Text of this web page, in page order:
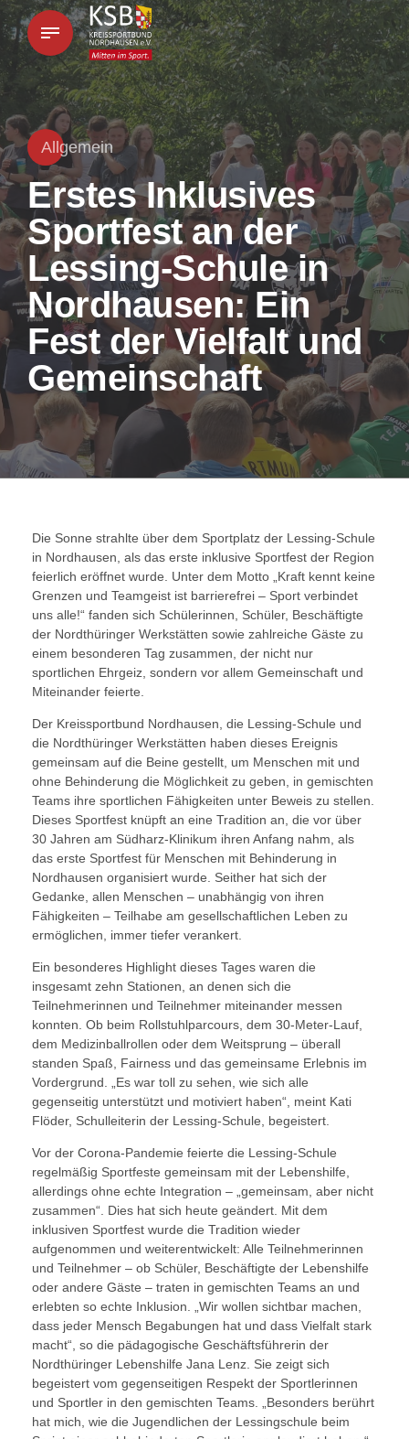
Allgemein
Erstes Inklusives
Sportfest an der
Lessing-Schule in
Nordhausen: Ein
Fest der Vielfalt und
Gemeinschaft
Die Sonne strahlte über dem Sportplatz der Lessing-Schule
in Nordhausen, als das erste inklusive Sportfest der Region
feierlich eröffnet wurde. Unter dem Motto „Kraft kennt keine
Grenzen und Teamgeist ist barrierefrei – Sport verbindet
uns alle!“ fanden sich Schülerinnen, Schüler, Beschäftigte
der Nordthüringer Werkstätten sowie zahlreiche Gäste zu
einem besonderen Tag zusammen, der nicht nur
sportlichen Ehrgeiz, sondern vor allem Gemeinschaft und
Miteinander feierte.
Der Kreissportbund Nordhausen, die Lessing-Schule und
die Nordthüringer Werkstätten haben dieses Ereignis
gemeinsam auf die Beine gestellt, um Menschen mit und
ohne Behinderung die Möglichkeit zu geben, in gemischten
Teams ihre sportlichen Fähigkeiten unter Beweis zu stellen.
Dieses Sportfest knüpft an eine Tradition an, die vor über
30 Jahren am Südharz-Klinikum ihren Anfang nahm, als
das erste Sportfest für Menschen mit Behinderung in
Nordhausen organisiert wurde. Seither hat sich der
Gedanke, allen Menschen – unabhängig von ihren
Fähigkeiten – Teilhabe am gesellschaftlichen Leben zu
ermöglichen, immer tiefer verankert.
Ein besonderes Highlight dieses Tages waren die
insgesamt zehn Stationen, an denen sich die
Teilnehmerinnen und Teilnehmer miteinander messen
konnten. Ob beim Rollstuhlparcours, dem 30-Meter-Lauf,
dem Medizinballrollen oder dem Weitsprung – überall
standen Spaß, Fairness und das gemeinsame Erlebnis im
Vordergrund. „Es war toll zu sehen, wie sich alle
gegenseitig unterstützt und motiviert haben“, meint Kati
Flöder, Schulleiterin der Lessing-Schule, begeistert.
Vor der Corona-Pandemie feierte die Lessing-Schule
regelmäßig Sportfeste gemeinsam mit der Lebenshilfe,
allerdings ohne echte Integration – „gemeinsam, aber nicht
zusammen“. Dies hat sich heute geändert. Mit dem
inklusiven Sportfest wurde die Tradition wieder
aufgenommen und weiterentwickelt: Alle Teilnehmerinnen
und Teilnehmer – ob Schüler, Beschäftigte der Lebenshilfe
oder andere Gäste – traten in gemischten Teams an und
erlebten so echte Inklusion. „Wir wollen sichtbar machen,
dass jeder Mensch Begabungen hat und dass Vielfalt stark
macht“, so die pädagogische Geschäftsführerin der
Nordthüringer Lebenshilfe Jana Lenz. Sie zeigt sich
begeistert vom gegenseitigen Respekt der Sportlerinnen
und Sportler in den gemischten Teams. „Besonders berührt
hat mich, wie die Jugendlichen der Lessingschule beim